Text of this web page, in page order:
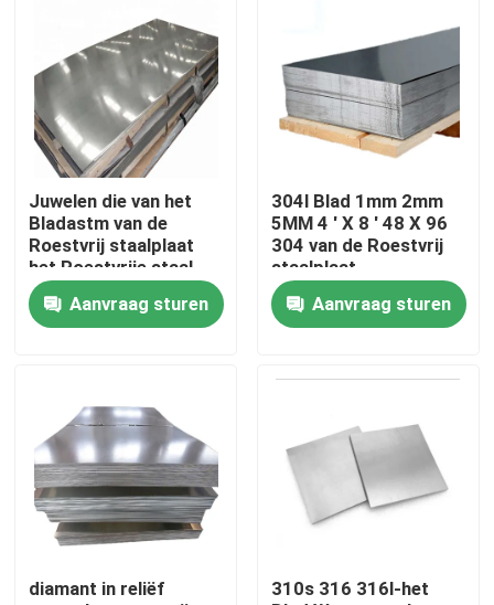
Producten
Ongeveer ons
Fabrieksreis
Kwaliteitscontrole
Contact de V.S.
Verzoek om een Citaat
roestvrij staal om buis
het blad van de roestvrij staalplaat
Juwelen die van het
Bladastm van de
Roestvrij staalplaat
het Roestvrije staal
tot Blad 304 maken
Blad voor Ktv
Aanvraag sturen
304l Blad 1mm 2mm
5MM 4 ' X 8 ' 48 X 96
304 van de Roestvrij
staalplaat
Aanvraag sturen
diamant in reliëf
310s 316 316l-het